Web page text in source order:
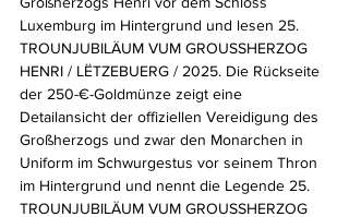
Luxemburg im Hintergrund und lesen 25.
TROUNJUBILÄUM VUM GROUSSHERZOG
HENRI / LËTZEBUERG / 2025. Die Rückseite
der 250-€-Goldmünze zeigt eine
Detailansicht der offiziellen Vereidigung des
Großherzogs und zwar den Monarchen in
Uniform im Schwurgestus vor seinem Thron
im Hintergrund und nennt die Legende 25.
TROUNJUBILÄUM VUM GROUSSHERZOG